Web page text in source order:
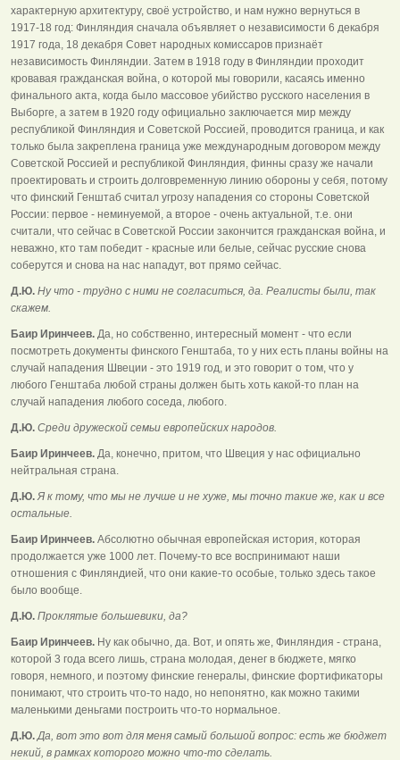
характерную архитектуру, своё устройство, и нам нужно вернуться в
1917-18 год: Финляндия сначала объявляет о независимости 6 декабря
1917 года, 18 декабря Совет народных комиссаров признаёт
независимость Финляндии. Затем в 1918 году в Финляндии проходит
кровавая гражданская война, о которой мы говорили, касаясь именно
финального акта, когда было массовое убийство русского населения в
Выборге, а затем в 1920 году официально заключается мир между
республикой Финляндия и Советской Россией, проводится граница, и как
только была закреплена граница уже международным договором между
Советской Россией и республикой Финляндия, финны сразу же начали
проектировать и строить долговременную линию обороны у себя, потому
что финский Генштаб считал угрозу нападения со стороны Советской
России: первое - неминуемой, а второе - очень актуальной, т.е. они
считали, что сейчас в Советской России закончится гражданская война, и
неважно, кто там победит - красные или белые, сейчас русские снова
соберутся и снова на нас нападут, вот прямо сейчас.
Д.Ю. Ну что - трудно с ними не согласиться, да. Реалисты были, так
скажем.
Баир Иринчеев. Да, но собственно, интересный момент - что если
посмотреть документы финского Генштаба, то у них есть планы войны на
случай нападения Швеции - это 1919 год, и это говорит о том, что у
любого Генштаба любой страны должен быть хоть какой-то план на
случай нападения любого соседа, любого.
Д.Ю. Среди дружеской семьи европейских народов.
Баир Иринчеев. Да, конечно, притом, что Швеция у нас официально
нейтральная страна.
Д.Ю.Я к тому, что мы не лучше и не хуже, мы точно такие же, как и все
остальные.
Баир Иринчеев. Абсолютно обычная европейская история, которая
продолжается уже 1000 лет. Почему-то все воспринимают наши
отношения с Финляндией, что они какие-то особые, только здесь такое
было вообще.
Д.Ю. Проклятые большевики, да?
Баир Иринчеев. Ну как обычно, да. Вот, и опять же, Финляндия - страна,
которой 3 года всего лишь, страна молодая, денег в бюджете, мягко
говоря, немного, и поэтому финские генералы, финские фортификаторы
понимают, что строить что-то надо, но непонятно, как можно такими
маленькими деньгами построить что-то нормальное.
Д.Ю.Да, вот это вот для меня самый большой вопрос: есть же бюджет
некий, в рамках которого можно что-то сделать.